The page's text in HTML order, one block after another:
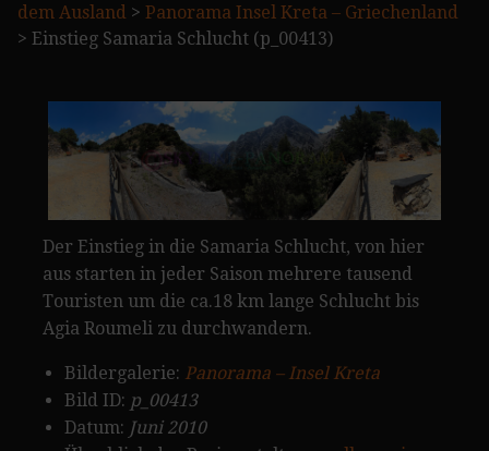
dem Ausland > Panorama Insel Kreta – Griechenland
> Einstieg Samaria Schlucht (p_00413)
Der Einstieg in die Samaria Schlucht, von hier
aus starten in jeder Saison mehrere tausend
Touristen um die ca.18 km lange Schlucht bis
Agia Roumeli zu durchwandern.
Bildergalerie: Panorama – Insel Kreta
Bild ID: p_00413
Datum: Juni 2010